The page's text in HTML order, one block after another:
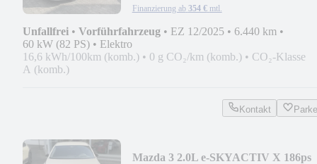
Finanzierung ab 354 € mtl.
Unfallfrei • Vorführfahrzeug • EZ 12/2025 • 6.440 km •
60 kW (82 PS) • Elektro
16,6 kWh/100km (komb.) • 0 g CO₂/km (komb.) • CO₂-Klasse
A (komb.)
Kontakt
Mazda 3 2.0L e-SKYACTIV X 186ps